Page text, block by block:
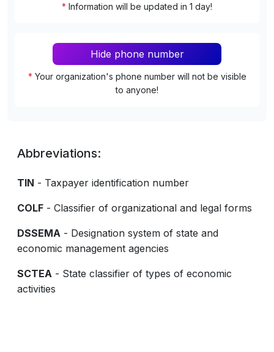
* Information will be updated in 1 day!
Hide phone number
* Your organization's phone number will not be visible
to anyone!
Abbreviations:
TIN - Taxpayer identification number
COLF - Classifier of organizational and legal forms
DSSEMA - Designation system of state and
economic management agencies
SCTEA - State classifier of types of economic
activities